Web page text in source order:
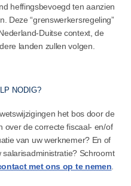
heffingsbevoegd ten aanzien
Deze “grenswerkersregeling”
Duitse context, de
landen zullen volgen.
NODIG?
het bos door de
over de correcte fiscaal- en/of
van uw werknemer? En of
Schroomt
met ons op te nemen